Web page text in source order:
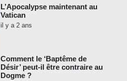
L’Apocalypse maintenant au
Vatican
il y a 2 ans
Comment le ‘Baptême de
Désir’ peut-il être contraire au
Dogme ?